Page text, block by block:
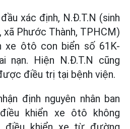
xác định, N.Đ.T.N (sinh
xã Phước Thành, TPHCM)
xe ôtô con biển số 61K-
nạn. Hiện N.Đ.T.N cũng
điều trị tại bệnh viện.
định nguyên nhân ban
khiển xe ôtô không